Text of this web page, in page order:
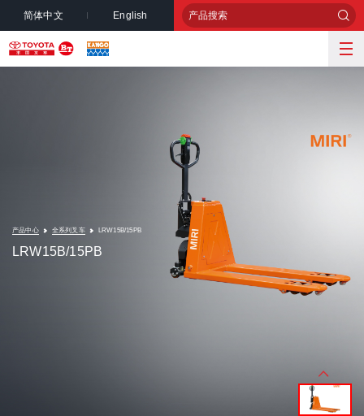
简体中文 English
产品中心 全系列叉车 LRW15B/15PB
LRW15B/15PB